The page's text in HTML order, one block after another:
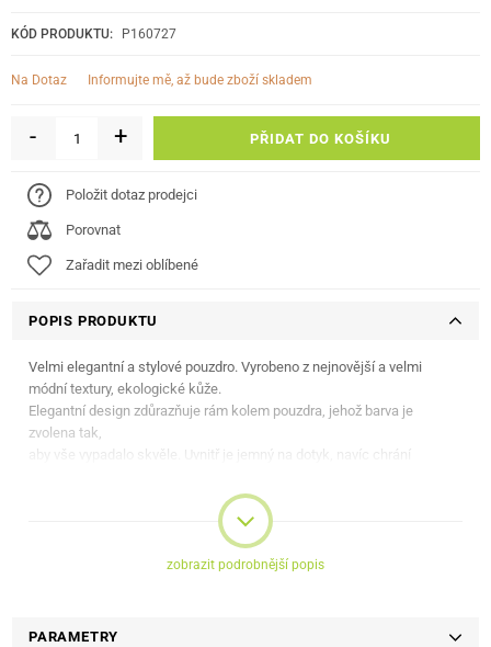
KÓD PRODUKTU: P160727
Na Dotaz informujte mě, až bude zboží skladem
- + PŘIDAT DO KOŠÍKU
Položit dotaz prodejci
Porovnat
Zařadit mezi oblíbené
POPIS PRODUKTU
Velmi elegantní a stylové pouzdro. Vyrobeno z nejnovější a velmi
módní textury, ekologické kůže.
Elegantní design zdůrazňuje rám kolem pouzdra, jehož barva je
zvolena tak,
aby vše vypadalo skvěle. Uvnitř je jemný na dotyk, navíc chrání
značka Vennus navíc zvyšuje estetickou hodnotu. Silné magnety
zobrazit podrobnější popis
PARAMETRY